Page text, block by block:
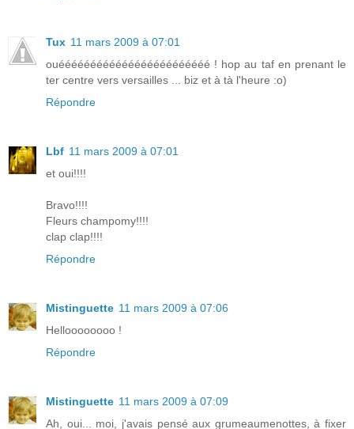
Tux 11 mars 2009 à 07:01
ouéééééééééééééééééééééééé ! hop au taf en prenant le
ter centre vers versailles ... biz et à tà l'heure :o)
Répondre
Lbf 11 mars 2009 à 07:01
et oui!!!!
Bravo!!!!
Fleurs champomy!!!!
clap clap!!!!
Répondre
Mistinguette 11 mars 2009 à 07:06
Helloooooooo !
Répondre
Mistinguette 11 mars 2009 à 07:09
Ah, oui... moi, j'avais pensé aux grumeaumenottes, à fixer